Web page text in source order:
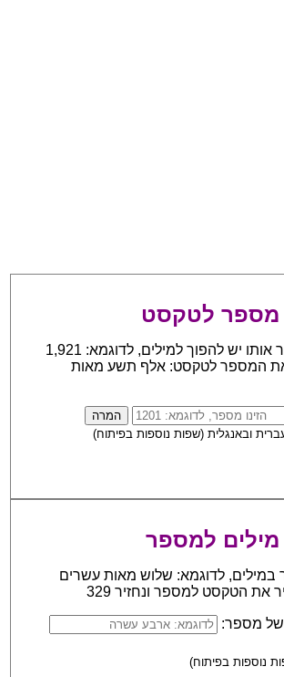
לטקסט
כתבו את המספר אותו יש להפוך למילים, לדוגמא: 1,921
את המספר לטקסט: אלף תשע מאות
ובאנגלית (שפות נוספות בפיתוח)
למספר
במילים, לדוגמא: שלוש מאות עשרים
את הטקסט למספר ונחזיר 329
של מספר:
נוספות בפיתוח)